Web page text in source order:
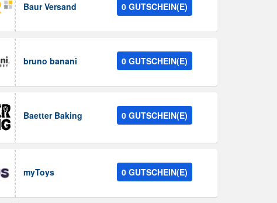
Baur Versand 0 GUTSCHEIN(E)
bruno banani 0 GUTSCHEIN(E)
Baetter Baking 0 GUTSCHEIN(E)
myToys 0 GUTSCHEIN(E)